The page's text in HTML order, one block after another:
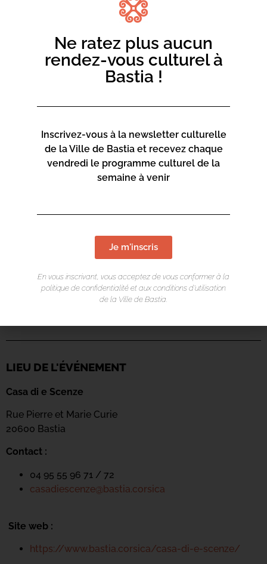
LIEU DE L'ÉVÉNEMENT
Casa di e Scenze
Rue Pierre et Marie Curie
20600 Bastia
Contact :
04 95 55 96 71 / 72
casadiescenze@bastia.corsica
Site web :
https://www.bastia.corsica/casa-di-e-scenze/
Ne ratez plus aucun
rendez-vous culturel à
Bastia !
Inscrivez-vous à la newsletter culturelle
de la Ville de Bastia et recevez chaque
vendredi le programme culturel de la
semaine à venir
Je m'inscris
En vous inscrivant, vous acceptez de vous conformer à la
politique de confidentialité et aux conditions d’utilisation
de la Ville de Bastia.